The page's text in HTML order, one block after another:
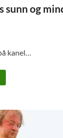
sunn og
kanel…